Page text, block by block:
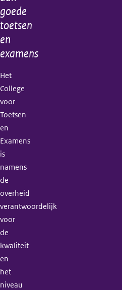
goede
toetsen
en
examens
Het
College
voor
Toetsen
en
Examens
is
namens
de
overheid
verantwoordelijk
voor
de
kwaliteit
en
het
niveau